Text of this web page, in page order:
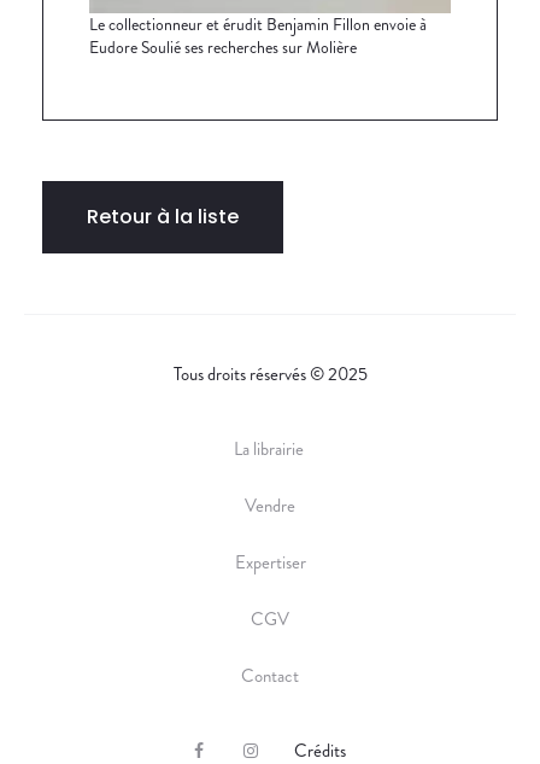
Le collectionneur et érudit Benjamin Fillon envoie à
Eudore Soulié ses recherches sur Molière
Retour à la liste
Tous droits réservés © 2025
La librairie
Vendre
Expertiser
CGV
Contact
Crédits